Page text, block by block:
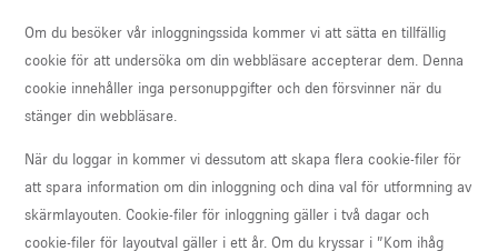
Om du besöker vår inloggningssida kommer vi att sätta en tillfällig
cookie för att undersöka om din webbläsare accepterar dem. Denna
cookie innehåller inga personuppgifter och den försvinner när du
stänger din webbläsare.
När du loggar in kommer vi dessutom att skapa flera cookie-filer för
att spara information om din inloggning och dina val för utformning av
skärmlayouten. Cookie-filer för inloggning gäller i två dagar och
cookie-filer för layoutval gäller i ett år. Om du kryssar i ”Kom ihåg